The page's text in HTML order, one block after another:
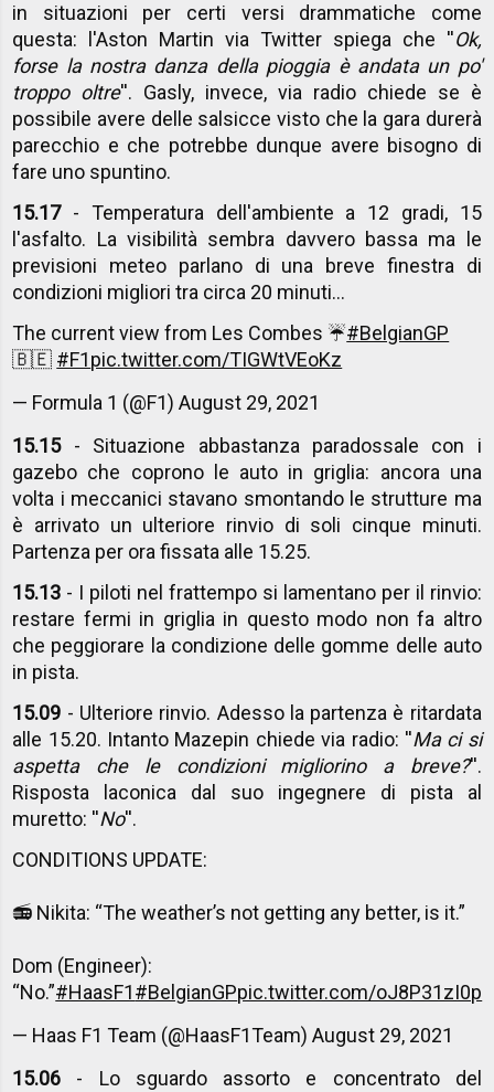
in situazioni per certi versi drammatiche come
questa: l'Aston Martin via Twitter spiega che ''Ok,
forse la nostra danza della pioggia è andata un po'
troppo oltre''. Gasly, invece, via radio chiede se è
possibile avere delle salsicce visto che la gara durerà
parecchio e che potrebbe dunque avere bisogno di
fare uno spuntino.
15.17- Temperatura dell'ambiente a 12 gradi, 15
l'asfalto. La visibilità sembra davvero bassa ma le
previsioni meteo parlano di una breve finestra di
condizioni migliori tra circa 20 minuti...
The current view from Les Combes ☔️#BelgianGP
🇧🇪 #F1pic.twitter.com/TIGWtVEoKz
— Formula 1 (@F1)August 29, 2021
15.15- Situazione abbastanza paradossale con i
gazebo che coprono le auto in griglia: ancora una
volta i meccanici stavano smontando le strutture ma
è arrivato un ulteriore rinvio di soli cinque minuti.
Partenza per ora fissata alle 15.25.
15.13 - I piloti nel frattempo si lamentano per il rinvio:
restare fermi in griglia in questo modo non fa altro
che peggiorare la condizione delle gomme delle auto
in pista.
15.09 - Ulteriore rinvio. Adesso la partenza è ritardata
alle 15.20. Intanto Mazepin chiede via radio: ''Ma ci si
aspetta che le condizioni migliorino a breve?''.
Risposta laconica dal suo ingegnere di pista al
muretto: ''No''.
CONDITIONS UPDATE:
📻 Nikita: “The weather’s not getting any better, is it.”
Dom (Engineer):
“No.”#HaasF1#BelgianGPpic.twitter.com/oJ8P31zI0p
— Haas F1 Team (@HaasF1Team)August 29, 2021
15.06 - Lo sguardo assorto e concentrato del